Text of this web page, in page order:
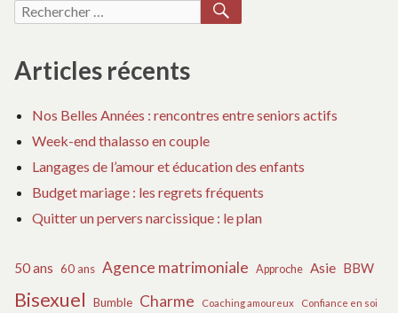
Recherche
Articles récents
Nos Belles Années : rencontres entre seniors actifs
Week-end thalasso en couple
Langages de l’amour et éducation des enfants
Budget mariage : les regrets fréquents
Quitter un pervers narcissique : le plan
50 ans 60 ans Agence matrimoniale Approche Asie BBW
Bisexuel Bumble Charme Coaching amoureux Confiance en soi